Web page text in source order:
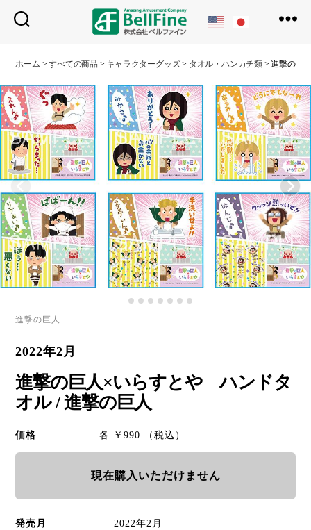
フ
イ
ン
ホーム >すべての商品 > キャラクターグッズ> タオル・ハンカチ類>進撃の巨
進撃の巨人
2022年2月
進撃の巨人×いらすとや ハンドタ
オル / 進撃の巨人
価格 各 ￥990 （税込）
現在購入いただけません
発売月 2022年2月